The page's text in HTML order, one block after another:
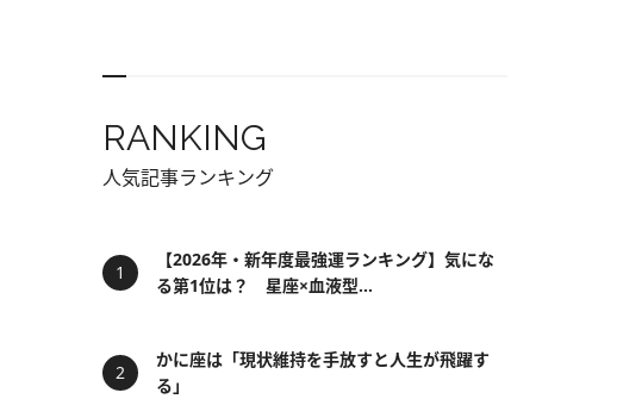
RANKING
人気記事ランキング
【2026年・新年度最強運ランキング】気にな
る第1位は？ 星座×血液型...
かに座は「現状維持を手放すと人生が飛躍す
る」